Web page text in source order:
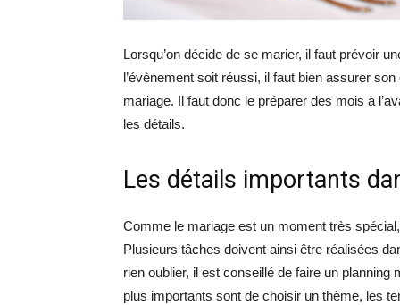
Lorsqu’on décide de se marier, il faut prévoir
l’évènement soit réussi, il faut bien assurer
mariage. Il faut donc le préparer des mois à
les détails.
Les détails importants
Comme le mariage est un moment très
Plusieurs tâches doivent ainsi être réalisées
rien oublier, il est conseillé de faire un
plus importants sont de choisir un thème, les